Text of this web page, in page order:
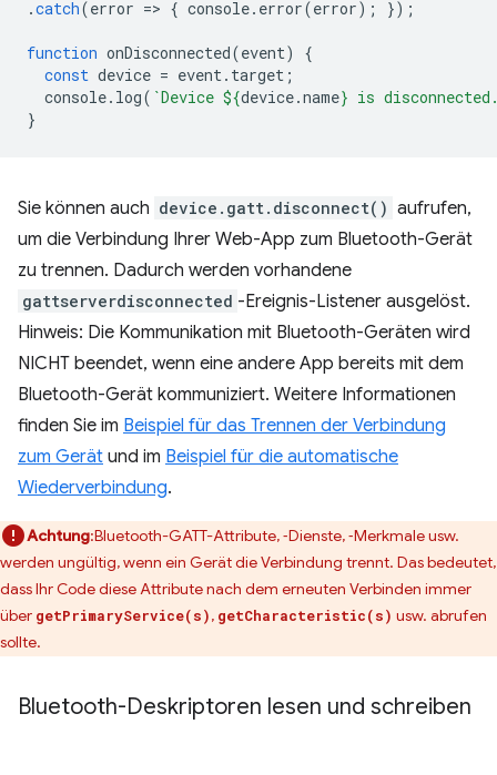
.catch(error => { console. error(error); });
function onDisconnected(event)
{
const device = event. target ;
console. log( `Device ${device.name} is
}
Sie können auch device.gatt.disconnect() aufrufen,
um die Verbindung Ihrer Web-App zum Bluetooth-Gerät
zu trennen. Dadurch werden vorhandene
gattserverdisconnected -Ereignis-Listener ausgelöst.
Hinweis: Die Kommunikation mit Bluetooth-Geräten wird
NICHT beendet, wenn eine andere App bereits mit dem
Bluetooth-Gerät kommuniziert. Weitere Informationen
finden Sie im Beispiel für das Trennen der Verbindung
zum Gerät und im Beispiel für die automatische
Wiederverbindung.
Achtung:Bluetooth-GATT-Attribute, ‑Dienste, ‑Merkmale usw.
werden ungültig, wenn ein Gerät die Verbindung trennt. Das bedeutet,
dass Ihr Code diese Attribute nach dem erneuten Verbinden immer
über getPrimaryService(s), getCharacteristic(s) usw. abrufen
sollte.
Bluetooth-Deskriptoren lesen und schreiben